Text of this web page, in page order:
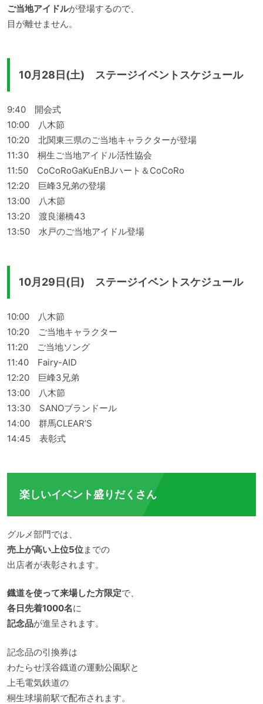
ご当地アイドルが登場するので、
目が離せません。
10月28日(土) ステージイベントスケジュール
9:40 開会式
10:00 八木節
10:20 北関東三県のご当地キャラクターが登場
11:30 桐生ご当地アイドル活性協会
11:50 CoCoRoGaKuEnBJハート＆CoCoRo
12:20 巨峰3兄弟の登場
13:00 八木節
13:20 渡良瀬橋43
13:50 水戸のご当地アイドル登場
10月29日(日) ステージイベントスケジュール
10:00 八木節
10:20 ご当地キャラクター
11:20 ご当地ソング
11:40 Fairy-AID
12:20 巨峰3兄弟
13:00 八木節
13:30 SANOブランドール
14:00 群馬CLEAR’S
14:45 表彰式
楽しいイベント盛りだくさん
グルメ部門では、
売上が高い上位5位までの
出店者が表彰されます。
鐡道を使って来場した方限定で、
各日先着1000名に
記念品が進呈されます。
記念品の引換券は
わたらせ渓谷鐡道の運動公園駅と
上毛電気鉄道の
桐生球場前駅で配布されます。